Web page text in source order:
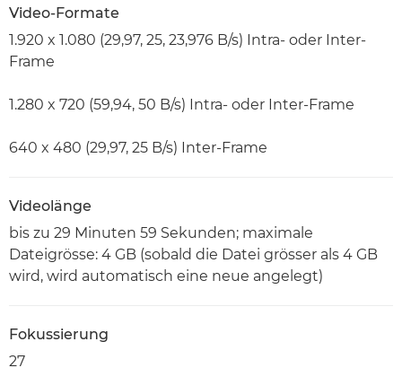
Video-Formate
1.920 x 1.080 (29,97, 25, 23,976 B/s) Intra- oder Inter-
Frame
1.280 x 720 (59,94, 50 B/s) Intra- oder Inter-Frame
640 x 480 (29,97, 25 B/s) Inter-Frame
Videolänge
bis zu 29 Minuten 59 Sekunden; maximale
Dateigrösse: 4 GB (sobald die Datei grösser als 4 GB
wird, wird automatisch eine neue angelegt)
Fokussierung
27